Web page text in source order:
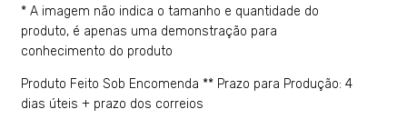
* A imagem não indica o tamanho e quantidade do
produto, é apenas uma demonstração para
conhecimento do produto
Produto Feito Sob Encomenda ** Prazo para Produção: 4
dias úteis + prazo dos correios